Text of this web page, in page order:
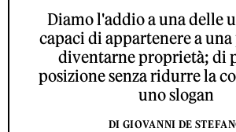
Diamo l'addio a una delle
capaci di appartenere a una
diventarne proprietà; di
posizione senza ridurre la
uno slogan
DI GIOVANNI DE